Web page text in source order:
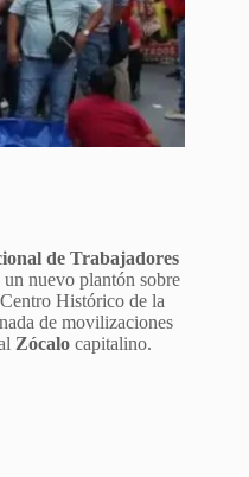
de Trabajadores
nuevo plantón sobre
Histórico de la
de movilizaciones
Zócalo capitalino.